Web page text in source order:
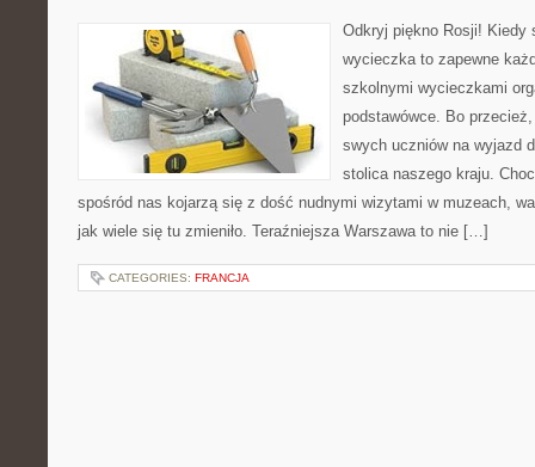
Odkryj piękno Rosji! Kiedy
wycieczka to zapewne
szkolnymi wycieczkami
podstawówce. Bo
swych uczniów na wyjazd
stolica naszego kraju.
spośród nas kojarzą się z dość nudnymi wizytami w muzeach,
jak wiele się tu zmieniło. Teraźniejsza Warszawa to nie […]
CATEGORIES: FRANCJA